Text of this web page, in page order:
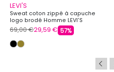
LEVI'S
Sweat coton zippé à capuche
logo brodé Homme LEVI'S
69,00 €29,59 € 57%